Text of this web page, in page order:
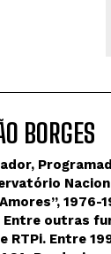
BORGES
1976-
Entre outras
e RTPi. Entre